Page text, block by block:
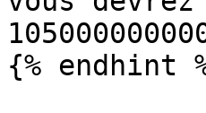
{% endhint